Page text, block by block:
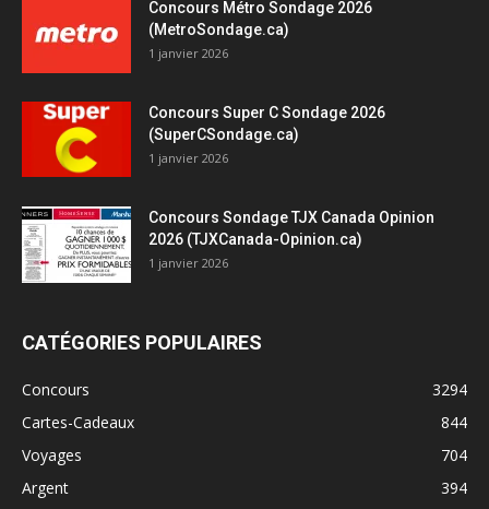
Concours Métro Sondage 2026
(MetroSondage.ca)
1 janvier 2026
Concours Super C Sondage 2026
(SuperCSondage.ca)
1 janvier 2026
Concours Sondage TJX Canada Opinion
2026 (TJXCanada-Opinion.ca)
1 janvier 2026
CATÉGORIES POPULAIRES
Concours
3294
Cartes-Cadeaux
844
Voyages
704
Argent
394